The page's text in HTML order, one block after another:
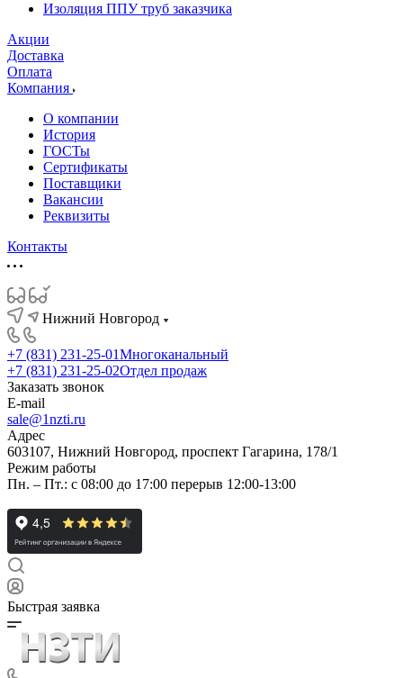
Изоляция ППУ труб заказчика
Акции
Доставка
Оплата
Компания
О компании
История
ГОСТы
Сертификаты
Поставщики
Вакансии
Реквизиты
Контакты
Нижний Новгород
+7 (831) 231-25-01Многоканальный
+7 (831) 231-25-02Отдел продаж
Заказать звонок
E-mail
sale@1nzti.ru
Адрес
603107, Нижний Новгород, проспект Гагарина, 178/1
Режим работы
Пн. – Пт.: с 08:00 до 17:00 перерыв 12:00-13:00
Быстрая заявка